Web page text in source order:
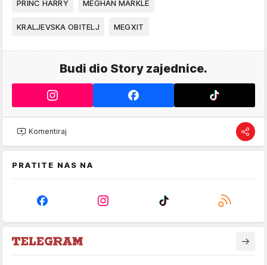
PRINC HARRY MEGHAN MARKLE
KRALJEVSKA OBITELJ MEGXIT
Budi dio Story zajednice.
Komentiraj
PRATITE NAS NA